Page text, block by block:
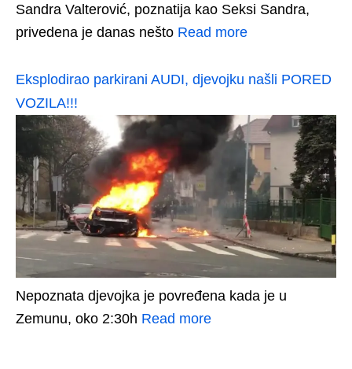
Sandra Valterović, poznatija kao Seksi Sandra,
privedena je danas nešto Read more
Eksplodirao parkirani AUDI, djevojku našli PORED
VOZILA!!!
Nepoznata djevojka je povređena kada je u
Zemunu, oko 2:30h Read more